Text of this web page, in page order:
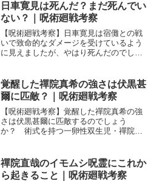
日車寛見は死んだ？まだ死んでい
ない？｜呪術廻戦考察
【呪術廻戦考察】日車寛見は宿儺との戦
いで致命的なダメージを受けているよう
に見えましたが、やはり死んだのでしょ
覚醒した禪院真希の強さは伏黒甚
爾に匹敵？｜呪術廻戦考察
【呪術廻戦考察】覚醒した禪院真希の強
さは伏黒甚爾に匹敵するのでしょう
か？ 術式を持つ一卵性双生児・禪院真
らいなくなり覚醒しましたが、その強さ
は伏黒甚爾に匹敵するのでしょうか？
禪院直哉のイモムシ呪霊にこれか
ら起きること｜呪術廻戦考察